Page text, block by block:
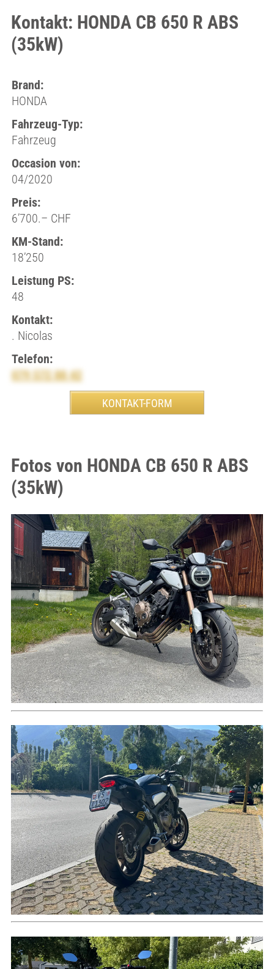
Kontakt: HONDA CB 650 R ABS
(35kW)
Brand:
HONDA
Fahrzeug-Typ:
Fahrzeug
Occasion von:
04/2020
Preis:
6’700.– CHF
KM-Stand:
18’250
Leistung PS:
48
Kontakt:
. Nicolas
Telefon:
079 572 88 42
Fotos von HONDA CB 650 R ABS
(35kW)